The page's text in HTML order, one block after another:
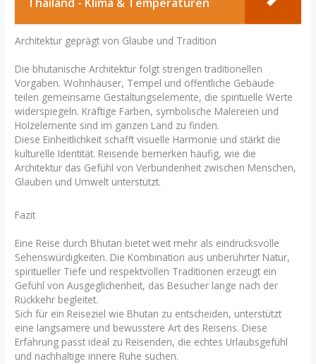
Architektur geprägt von Glaube und Tradition
Die bhutanische Architektur folgt strengen traditionellen
Vorgaben. Wohnhäuser, Tempel und öffentliche Gebäude
teilen gemeinsame Gestaltungselemente, die spirituelle Werte
widerspiegeln. Kräftige Farben, symbolische Malereien und
Holzelemente sind im ganzen Land zu finden.
Diese Einheitlichkeit schafft visuelle Harmonie und stärkt die
kulturelle Identität. Reisende bemerken häufig, wie die
Architektur das Gefühl von Verbundenheit zwischen Menschen,
Glauben und Umwelt unterstützt.
Fazit
Eine Reise durch Bhutan bietet weit mehr als eindrucksvolle
Sehenswürdigkeiten. Die Kombination aus unberührter Natur,
spiritueller Tiefe und respektvollen Traditionen erzeugt ein
Gefühl von Ausgeglichenheit, das Besucher lange nach der
Rückkehr begleitet.
Sich für ein Reiseziel wie Bhutan zu entscheiden, unterstützt
eine langsamere und bewusstere Art des Reisens. Diese
Erfahrung passt ideal zu Reisenden, die echtes Urlaubsgefühl
und nachhaltige innere Ruhe suchen.